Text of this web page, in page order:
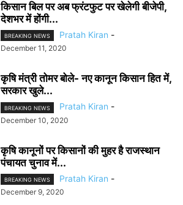
किसान बिल पर अब फ्रंटफुट पर खेलेगी बीजेपी,
देशभर में होंगी...
BREAKING NEWS Pratah Kiran -
December 11, 2020
कृषि मंत्री तोमर बोले- नए कानून किसान हित में,
सरकार खुले...
BREAKING NEWS Pratah Kiran -
December 10, 2020
कृषि कानूनों पर किसानों की मुहर है राजस्थान
पंचायत चुनाव में...
BREAKING NEWS Pratah Kiran -
December 9, 2020